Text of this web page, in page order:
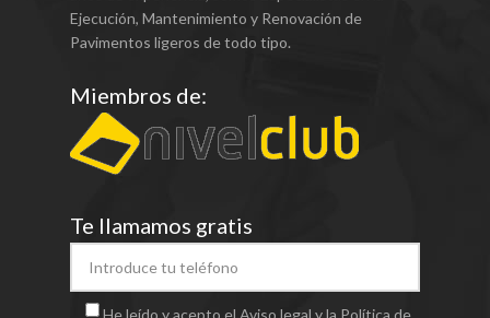
Ejecución, Mantenimiento y Renovación de
Pavimentos ligeros de todo tipo.
Miembros de:
Te llamamos gratis